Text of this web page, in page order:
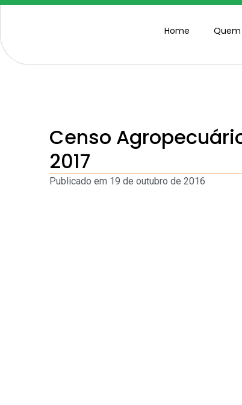
Home
Censo
2017
Publicado em 19 de outubro de 2016